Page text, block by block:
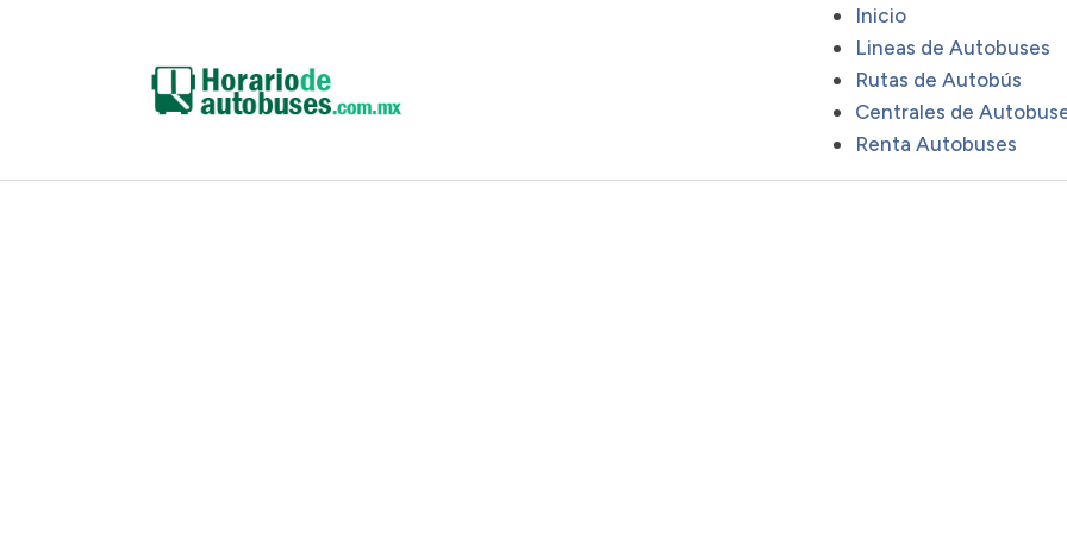
Inicio
Lineas de Autobuses
Rutas de Autobús
Centrales de
Renta Autobuses